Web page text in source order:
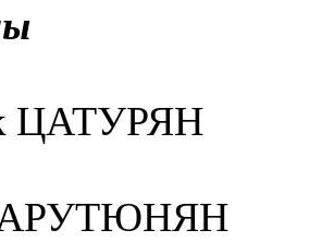
ЦАТУРЯН
АРУТЮНЯН